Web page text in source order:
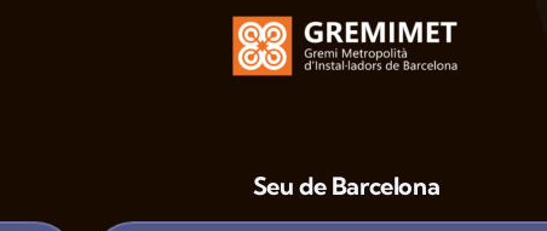
Seu de Barcelona